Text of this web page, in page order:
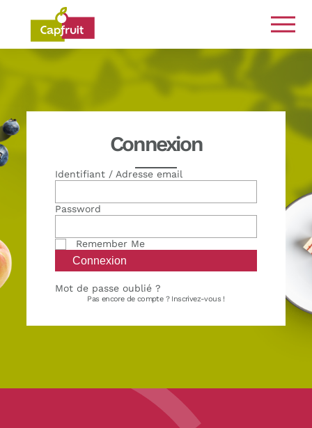
Engagés de la terre à l’assiette
Connexion
Identifiant / Adresse email
Password
Remember Me
Mot de passe oublié ?
Pas encore de compte ? Inscrivez-vous !